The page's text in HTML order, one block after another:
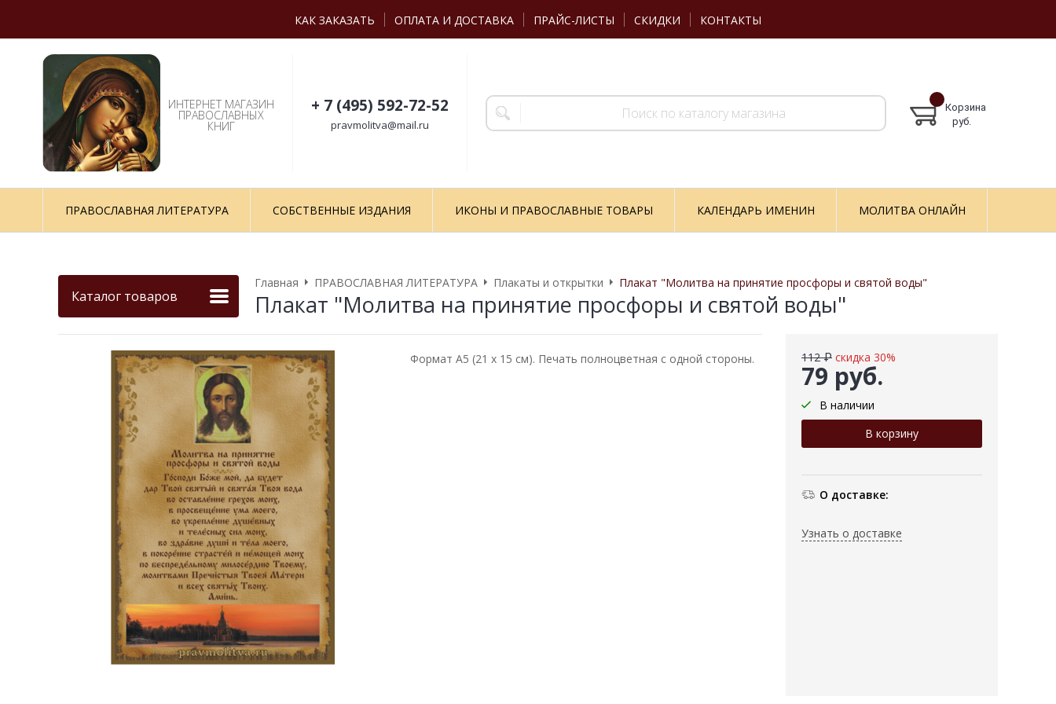
КАК ЗАКАЗАТЬ ОПЛАТА И ДОСТАВКА ПРАЙС-ЛИСТЫ СКИДКИ КОНТАКТЫ
ИНТЕРНЕТ МАГАЗИН
ПРАВОСЛАВНЫХ
КНИГ
+ 7 (495) 592-72-52
pravmolitva@mail.ru
Корзина
руб.
ПРАВОСЛАВНАЯ ЛИТЕРАТУРА СОБСТВЕННЫЕ ИЗДАНИЯ ИКОНЫ И ПРАВОСЛАВНЫЕ ТОВАРЫ КАЛЕНДАРЬ ИМЕНИН МОЛИТВА ОНЛАЙН
Каталог товаров
Главная ПРАВОСЛАВНАЯ ЛИТЕРАТУРА Плакаты и открытки Плакат "Молитва на принятие просфоры и святой воды"
Плакат "Молитва на принятие просфоры и святой воды"
79 руб.
112 ₽ скидка 30%
В наличии
О доставке:
Узнать о доставке
Формат А5 (21 х 15 см). Печать полноцветная с одной стороны.